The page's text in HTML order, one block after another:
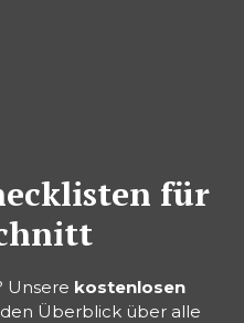
für
Unsere kostenlosen
Überblick über alle